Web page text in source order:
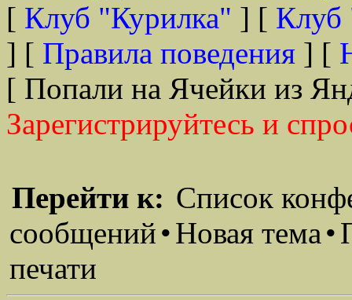
[ Клуб "Курилка" ] [ Клуб
] [ Правила поведения ] [
[ Попали на Ячейки из
Зарегистрируйтесь и
Перейти к: Список
сообщений•Новая тема•
печати